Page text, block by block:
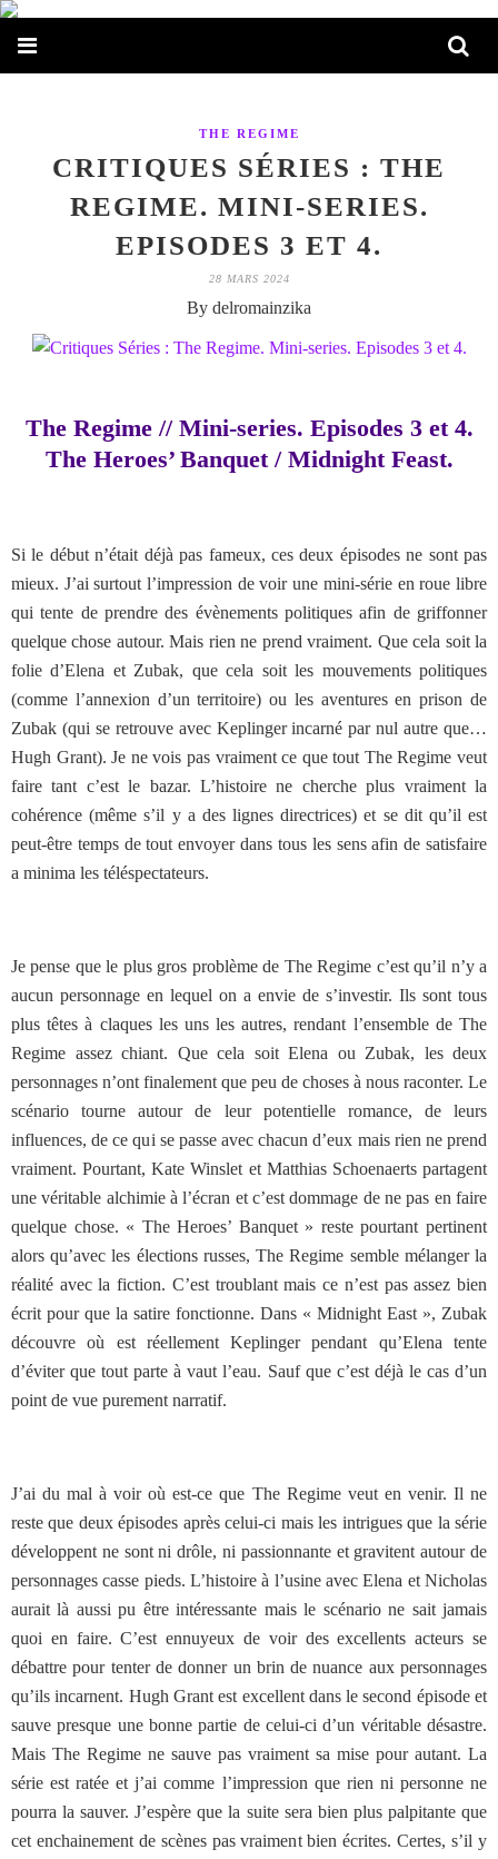
THE REGIME
CRITIQUES SÉRIES : THE
REGIME. MINI-SERIES.
EPISODES 3 ET 4.
28 MARS 2024
By delromainzika
The Regime // Mini-series. Episodes 3 et 4.
The Heroes’ Banquet / Midnight Feast.
Si le début n’était déjà pas fameux, ces deux épisodes ne sont pas
mieux. J’ai surtout l’impression de voir une mini-série en roue libre
qui tente de prendre des évènements politiques afin de griffonner
quelque chose autour. Mais rien ne prend vraiment. Que cela soit la
folie d’Elena et Zubak, que cela soit les mouvements politiques
(comme l’annexion d’un territoire) ou les aventures en prison de
Zubak (qui se retrouve avec Keplinger incarné par nul autre que…
Hugh Grant). Je ne vois pas vraiment ce que tout The Regime veut
faire tant c’est le bazar. L’histoire ne cherche plus vraiment la
cohérence (même s’il y a des lignes directrices) et se dit qu’il est
peut-être temps de tout envoyer dans tous les sens afin de satisfaire
a minima les téléspectateurs.
Je pense que le plus gros problème de The Regime c’est qu’il n’y a
aucun personnage en lequel on a envie de s’investir. Ils sont tous
plus têtes à claques les uns les autres, rendant l’ensemble de The
Regime assez chiant. Que cela soit Elena ou Zubak, les deux
personnages n’ont finalement que peu de choses à nous raconter. Le
scénario tourne autour de leur potentielle romance, de leurs
influences, de ce qui se passe avec chacun d’eux mais rien ne prend
vraiment. Pourtant, Kate Winslet et Matthias Schoenaerts partagent
une véritable alchimie à l’écran et c’est dommage de ne pas en faire
quelque chose. « The Heroes’ Banquet » reste pourtant pertinent
alors qu’avec les élections russes, The Regime semble mélanger la
réalité avec la fiction. C’est troublant mais ce n’est pas assez bien
écrit pour que la satire fonctionne. Dans « Midnight East », Zubak
découvre où est réellement Keplinger pendant qu’Elena tente
d’éviter que tout parte à vaut l’eau. Sauf que c’est déjà le cas d’un
point de vue purement narratif.
J’ai du mal à voir où est-ce que The Regime veut en venir. Il ne
reste que deux épisodes après celui-ci mais les intrigues que la série
développent ne sont ni drôle, ni passionnante et gravitent autour de
personnages casse pieds. L’histoire à l’usine avec Elena et Nicholas
aurait là aussi pu être intéressante mais le scénario ne sait jamais
quoi en faire. C’est ennuyeux de voir des excellents acteurs se
débattre pour tenter de donner un brin de nuance aux personnages
qu’ils incarnent. Hugh Grant est excellent dans le second épisode et
sauve presque une bonne partie de celui-ci d’un véritable désastre.
Mais The Regime ne sauve pas vraiment sa mise pour autant. La
série est ratée et j’ai comme l’impression que rien ni personne ne
pourra la sauver. J’espère que la suite sera bien plus palpitante que
cet enchainement de scènes pas vraiment bien écrites. Certes, s’il y